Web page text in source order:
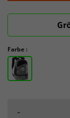
Farbe :
-